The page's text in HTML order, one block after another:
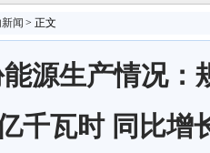
闻 > 正文
源生产情况：
千瓦时 同比增